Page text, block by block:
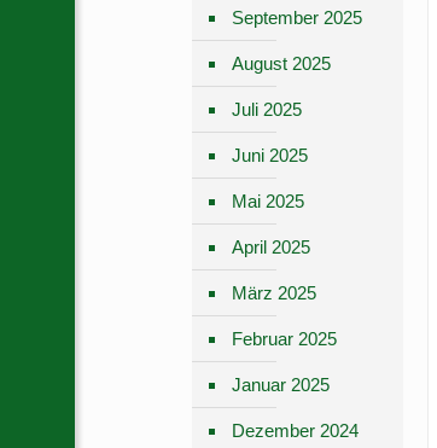
September 2025
August 2025
Juli 2025
Juni 2025
Mai 2025
April 2025
März 2025
Februar 2025
Januar 2025
Dezember 2024